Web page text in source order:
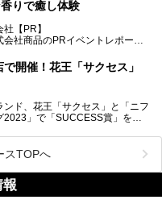
【PR】
社商品のPRイベントレポート
りで癒し体験
【PR】
社商品のPRイベントレポート
テム「８ｘ４ＭＥＮ 薬用ボデ
た人気温浴施設「竜泉寺の湯 草
を期間限定で開催中ということ
クしてきました！
開催！花王「サクセス」
ド、花王「サクセス」と「ニフ
」で「SUCCESS賞」を獲
内容を取材してきました！
】
スTOPへ